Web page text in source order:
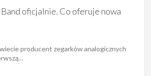
oficjalnie. Co oferuje nowa
producent zegarków analogicznych